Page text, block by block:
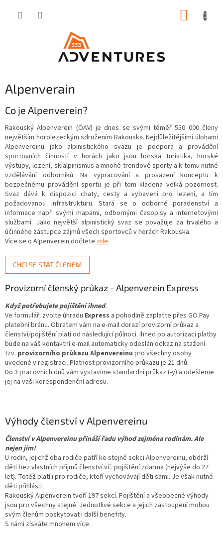
Alpenverain
Co je Alpenverein?
Rakouský Alpenverein (ÖAV) je dnes se svými téměř 550 000 členy
největším horolezeckým sdružením Rakouska. Nejdůležitějšími úlohami
Alpenvereinu jako alpinistického svazu je podpora a provádění
sportovních činností v horách jako jsou horská turistika, horské
výstupy, lezení, skialpinismus a mnohé trendové sporty a k tomu nutné
vzdělávání odborníků. Na vypracování a prosazení konceptu k
bezpečnému provádění sportu je při tom kladena velká pozornost.
Svaz dává k dispozici chaty, cesty a vybavení pro lezení, a tím
požadovanou infrastrukturu. Stará se o odborné poradenství a
informace např. svými mapami, odbornými časopisy a internetovými
službami. Jako největší alpinistický svaz se považuje za trvalého a
účinného zástupce zájmů všech sportovců v horách Rakouska.
Více se o Alpenverein dočtete zde.
CHCI SE STÁT ČLENEM
Provizorní členský průkaz - Alpenverein Express
Když potřebujete pojištění ihned.
Ve formuláři zvolte úhradu Express a pohodlně zaplaťte přes GO Pay
platební bránu. Obratem vám na e-mail dorazí provizorní průkaz a
členství/pojištění platí od následující půlnoci. Ihned po autorizaci platby
bude na váš kontaktní e-mail automaticky odeslán odkaz na stažení
tzv. provizorního průkazu Alpenvereinu pro všechny osoby
uvedené v registraci. Platnost provizorního průkazu je 21 dnů.
Do 3 pracovních dnů vám vystavíme standardní průkaz (-y) a odešleme
jej na vaši korespondenční adresu.
Výhody členství v Alpenvereinu
Členství v Alpenvereinu přináší řadu výhod zejména rodinám. Ale
nejen jim!
U rodin, jejichž oba rodiče patří ke stejné sekci Alpenvereinu, obdrží
děti bez vlastních příjmů členství vč. pojištění zdarma (nejvýše do 27
let). Totéž platí i pro rodiče, kteří vychovávají děti sami. Je však nutné
děti přihlásit.
Rakouský Alpenverein tvoří 197 sekcí. Pojištění a všeobecné výhody
jsou pro všechny stejné. Jednotlivé sekce a jejich zastoupení mohou
svým členům poskytovat i další benefity.
S námi získáte mnohem více.